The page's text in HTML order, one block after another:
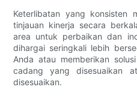
Keterlibatan yang konsisten
tinjauan kinerja secara
area untuk perbaikan dan
dihargai seringkali lebih
Anda atau memberikan
cadang yang disesuaikan
disesuaikan.